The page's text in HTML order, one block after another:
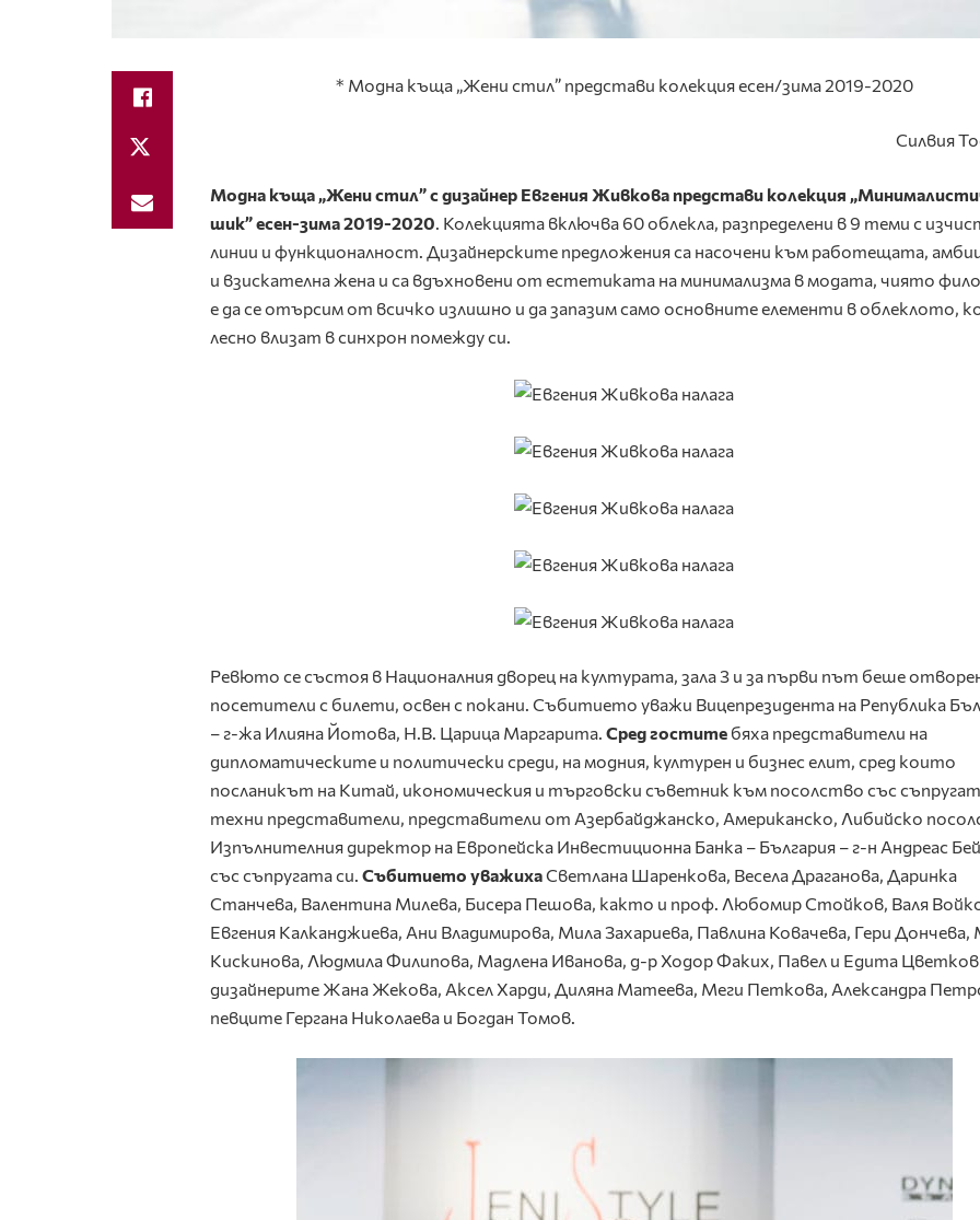
* Модна къща „Жени стил” представи колекция есен/зима 2019-2020
Силвия
Модна къща „Жени стил” с дизайнер Евгения Живкова представи колекция
шик” есен-зима 2019-2020. Колекцията включва 60 облекла, разпределени в 9 теми с
линии и функционалност. Дизайнерските предложения са насочени към работещата,
и взискателна жена и са вдъхновени от естетиката на минимализма в модата, чиято
е да се отърсим от всичко излишно и да запазим само основните елементи в облеклото,
лесно влизат в синхрон помежду си.
Ревюто се състоя в Националния дворец на културата, зала 3 и за първи път беше
посетители с билети, освен с покани. Събитието уважи Вицепрезидента на Република
– г-жа Илияна Йотова, Н.В. Царица Маргарита. Сред гостите бяха представители на
дипломатическите и политически среди, на модния, културен и бизнес елит, сред които
посланикът на Китай, икономическия и търговски съветник към посолство със
техни представители, представители от Азербайджанско, Американско, Либийско
Изпълнителния директор на Европейска Инвестиционна Банка – България – г-н Андреас
със съпругата си. Събитието уважихаСветлана Шаренкова, Весела Драганова, Даринка
Станчева, Валентина Милева, Бисера Пешова, както и проф. Любомир Стойков, Валя
Евгения Калканджиева, Ани Владимирова, Мила Захариева, Павлина Ковачева, Гери Дончева,
Кискинова, Людмила Филипова, Мадлена Иванова, д-р Ходор Факих, Павел и Едита
дизайнерите Жана Жекова, Аксел Харди, Диляна Матеева, Меги Петкова, Александра
певците Гергана Николаева и Богдан Томов.